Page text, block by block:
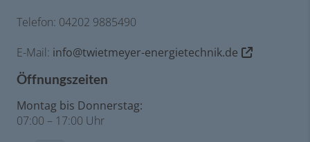
Telefon: 04202 9885490
E-Mail: info@twietmeyer-energietechnik.de
Öffnungszeiten
Montag bis Donnerstag:
07:00 – 17:00 Uhr